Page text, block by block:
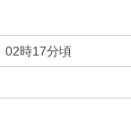
02時17分頃